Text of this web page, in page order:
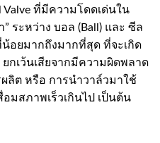
Valve ที่มีความโดดเด่นใน
ระหว่าง บอล (Ball) และ ซีล
น้อยมากถึงมากที่สุด ที่จะเกิด
กเว้นเสียจากมีความผิดพลาด
ลิต หรือ การนำวาล์วมาใช้
อมสภาพเร็วเกินไป เป็นต้น